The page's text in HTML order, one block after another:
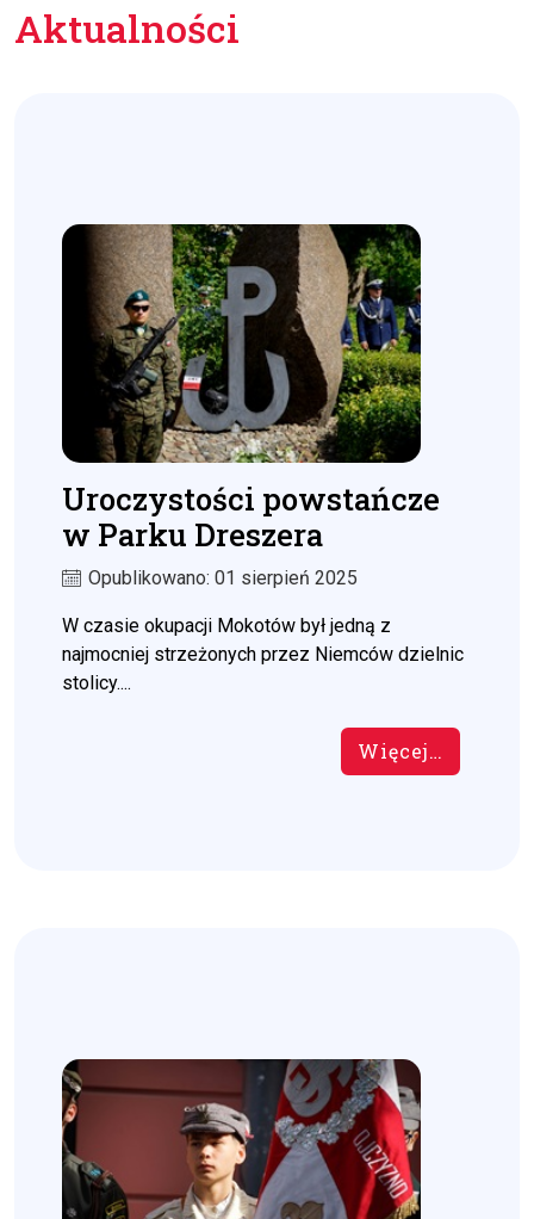
Aktualności
Uroczystości powstańcze
w Parku Dreszera
Opublikowano: 01 sierpień 2025
W czasie okupacji Mokotów był jedną z
najmocniej strzeżonych przez Niemców dzielnic
stolicy....
Więcej…